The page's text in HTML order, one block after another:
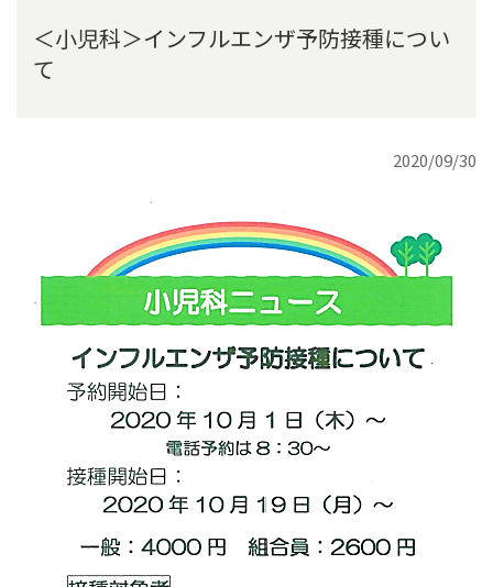
＜小児科＞インフルエンザ予防接種につい
て
2020/09/30